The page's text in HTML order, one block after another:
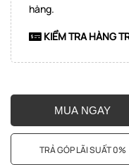
hàng.
KIỂM TRA HÀNG
MUA NGAY
TRẢ GÓP LÃI SUẤT 0%